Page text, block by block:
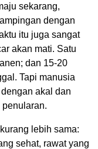
sekarang,
dengan
itu juga sangat
akan mati. Satu
dan 15-20
Tapi manusia
akal dan
lebih sama:
sehat, rawat yang